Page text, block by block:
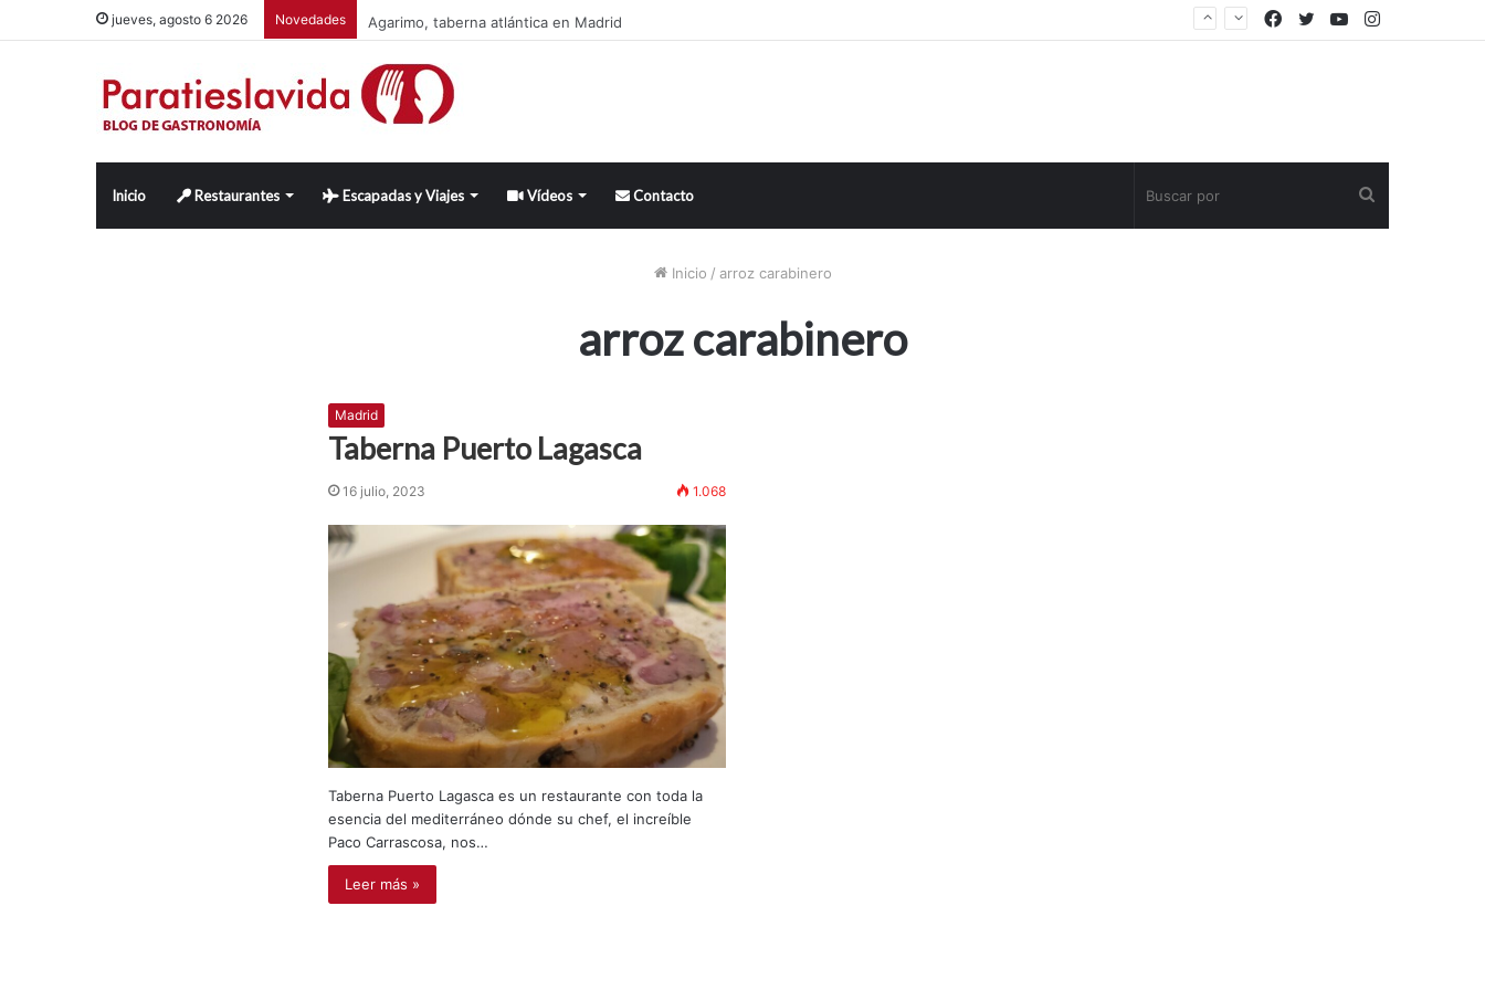
jueves, agosto 6 2026 Novedades Agarimo, taberna atlántica en Madrid YouTube
Twitter
Facebook
Inicio Restaurantes Escapadas y Viajes Vídeos Contacto
Inicio / arroz carabinero
arroz carabinero
Madrid
Taberna Puerto Lagasca
16 julio, 2023 1.068
Taberna Puerto Lagasca es un restaurante con toda la
esencia del mediterráneo dónde su chef, el increíble
Paco Carrascosa, nos…
Leer más »